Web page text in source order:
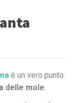
è un vero punto
delle mole.